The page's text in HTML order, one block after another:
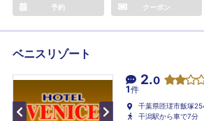
予約 クーポン
ベニスリゾート
2.0
1件
千葉県匝瑳市飯塚
干潟駅から車で7分